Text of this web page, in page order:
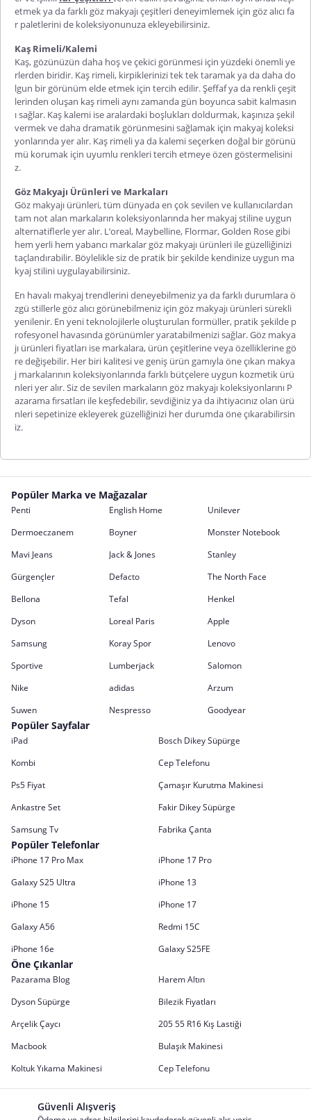
etmek ya da farklı göz makyajı çeşitleri deneyimlemek için göz alıcı fa
r paletlerini de koleksiyonunuza ekleyebilirsiniz.
Kaş Rimeli/Kalemi
Kaş, gözünüzün daha hoş ve çekici görünmesi için yüzdeki önemli ye
rlerden biridir. Kaş rimeli, kirpiklerinizi tek tek taramak ya da daha do
lgun bir görünüm elde etmek için tercih edilir. Şeffaf ya da renkli çeşit
lerinden oluşan kaş rimeli aynı zamanda gün boyunca sabit kalmasın
ı sağlar. Kaş kalemi ise aralardaki boşlukları doldurmak, kaşınıza şekil
vermek ve daha dramatik görünmesini sağlamak için makyaj koleksi
yonlarında yer alır. Kaş rimeli ya da kalemi seçerken doğal bir görünü
mü korumak için uyumlu renkleri tercih etmeye özen göstermelisini
z.
Göz Makyajı Ürünleri ve Markaları
Göz makyajı ürünleri, tüm dünyada en çok sevilen ve kullanıcılardan
tam not alan markaların koleksiyonlarında her makyaj stiline uygun
alternatiflerle yer alır. L’oreal, Maybelline, Flormar, Golden Rose gibi
hem yerli hem yabancı markalar göz makyajı ürünleri ile güzelliğinizi
taçlandırabilir. Böylelikle siz de pratik bir şekilde kendinize uygun ma
kyaj stilini uygulayabilirsiniz.
En havalı makyaj trendlerini deneyebilmeniz ya da farklı durumlara ö
zgü stillerle göz alıcı görünebilmeniz için göz makyajı ürünleri sürekli
yenilenir. En yeni teknolojilerle oluşturulan formüller, pratik şekilde p
rofesyonel havasında görünümler yaratabilmenizi sağlar. Göz makya
jı ürünleri fiyatları ise markalara, ürün çeşitlerine veya özelliklerine gö
re değişebilir. Her biri kalitesi ve geniş ürün gamıyla öne çıkan makya
j markalarının koleksiyonlarında farklı bütçelere uygun kozmetik ürü
nleri yer alır. Siz de sevilen markaların göz makyajı koleksiyonlarını P
azarama fırsatları ile keşfedebilir, sevdiğiniz ya da ihtiyacınız olan ürü
nleri sepetinize ekleyerek güzelliğinizi her durumda öne çıkarabilirsin
iz.
Popüler Marka ve Mağazalar
Penti English Home
Unilever
Dermoeczanem
Boyner
Monster Notebook
Mavi Jeans
Jack & Jones
Stanley
Gürgençler
Defacto
The North Face
Bellona
Tefal
Henkel
Dyson
Loreal Paris
Apple
Samsung
Koray Spor
Lenovo
Sportive
Lumberjack
Salomon
Nike
adidas
Arzum
Suwen
Nespresso Goodyear
Popüler Sayfalar
iPad
Bosch Dikey Süpürge
Kombi
Cep Telefonu
Ps5 Fiyat
Çamaşır Kurutma Makinesi
Ankastre Set
Fakir Dikey Süpürge
Samsung Tv
Fabrika Çanta
Popüler Telefonlar
iPhone 17 Pro Max
iPhone 17 Pro
Galaxy S25 Ultra
iPhone 13
iPhone 15
iPhone 17
Galaxy A56
Redmi 15C
iPhone 16e
Galaxy S25FE
Öne Çıkanlar
Pazarama Blog
Harem Altın
Dyson Süpürge
Bilezik Fiyatları
Arçelik Çaycı
205 55 R16 Kış Lastiği
Macbook
Bulaşık Makinesi
Koltuk Yıkama Makinesi
Cep Telefonu
Güvenli Alışveriş